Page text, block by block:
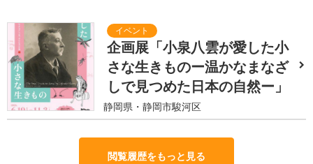
企画展「小泉八雲が愛した小
さな生きものー温かなまなざ
しで見つめた日本の自然ー」
静岡県・静岡市駿河区
閲覧履歴をもっと見る